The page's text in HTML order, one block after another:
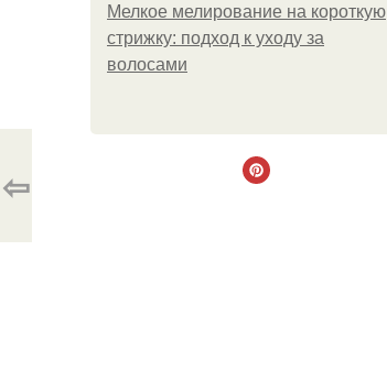
Мелкое мелирование на короткую
стрижку: подход к уходу за
волосами
⇦